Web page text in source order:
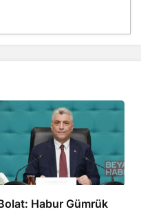
Habur Gümrük